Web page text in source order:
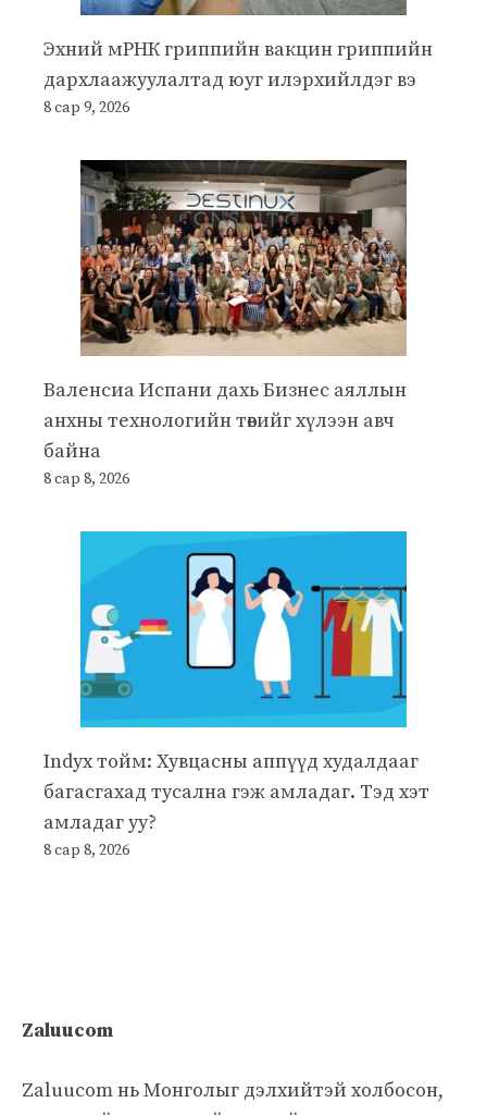
Эхний мРНК гриппийн вакцин гриппийн
дархлаажуулалтад юуг илэрхийлдэг вэ
8 сар 9, 2026
Валенсиа Испани дахь Бизнес аяллын
анхны технологийн төвийг хүлээн авч
байна
8 сар 8, 2026
Indyx тойм: Хувцасны аппүүд худалдааг
багасгахад тусална гэж амладаг. Тэд хэт
амладаг уу?
8 сар 8, 2026
Zaluucom
Zaluucom нь Монголыг дэлхийтэй холбосон,